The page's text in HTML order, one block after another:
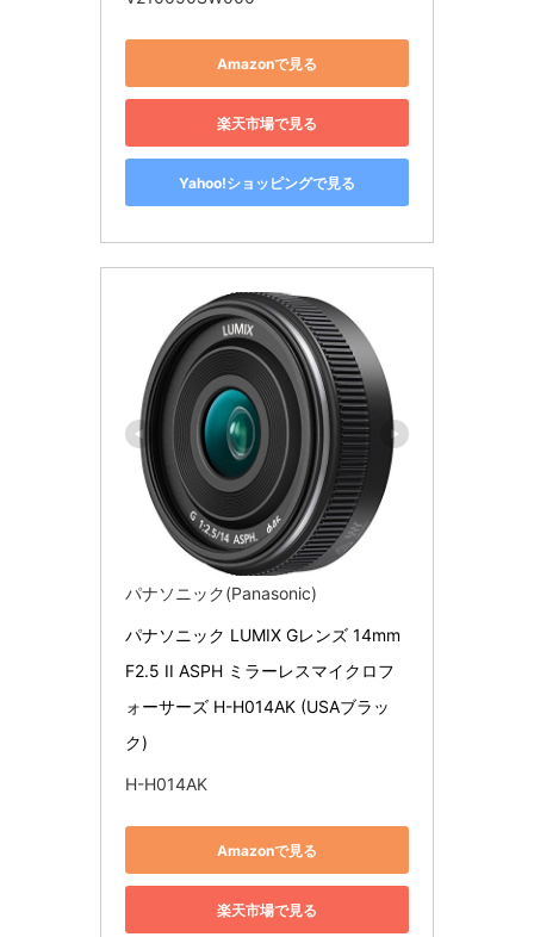
Amazonで見る
楽天市場で見る
Yahoo!ショッピングで見る
パナソニック(Panasonic)
パナソニック LUMIX Gレンズ 14mm
F2.5 II ASPH ミラーレスマイクロフ
ォーサーズ H-H014AK (USAブラッ
ク)
H-H014AK
Amazonで見る
楽天市場で見る